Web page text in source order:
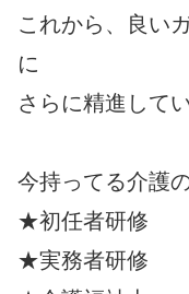
これから、良い
に
さらに精進して
今持ってる介護
★初任者研修
★実務者研修